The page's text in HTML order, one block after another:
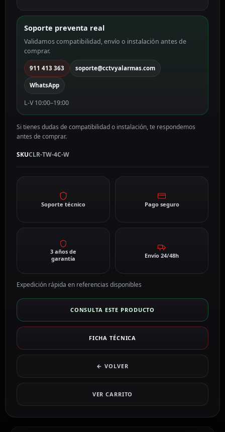
TW-
4C-
cantidad
Soporte preventa real
Validamos compatibilidad, envío o instalación antes de
comprar.
911 413 363 soporte@cctvyalarmas.com
WhatsApp
L-V 10:00–19:00
Si tienes dudas de compatibilidad o instalación, te respondemos
antes de comprar.
SKUCLR-TW-4C-W
Soporte técnico Pago seguro
3 años de
garantía
Envío 24/48h
Expedición rápida en referencias disponibles
CONSULTA ESTE PRODUCTO
FICHA TÉCNICA
← VOLVER
VER CARRITO